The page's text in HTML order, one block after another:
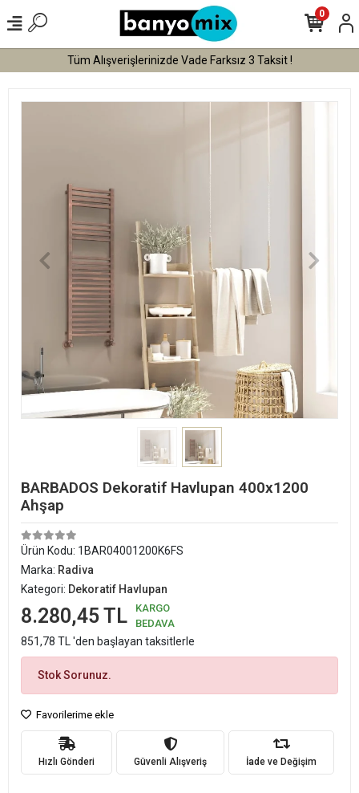
Tüm Alışverişlerinizde Vade Farksız 3 Taksit !
0
BARBADOS Dekoratif Havlupan 400x1200
Ahşap
Ürün Kodu: 1BAR04001200K6FS
Marka: Radiva
Kategori: Dekoratif Havlupan
8.280,45 TL
KARGO
BEDAVA
851,78 TL 'den başlayan taksitlerle
Stok Sorunuz.
Favorilerime ekle
Hızlı Gönderi Güvenli Alışveriş İade ve Değişim